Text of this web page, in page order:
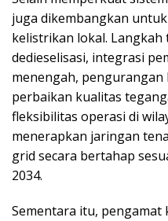
juga dikembangkan
kelistrikan lokal.
dedieselisasi, integrasi
menengah,
perbaikan kualitas
fleksibilitas operasi di
menerapkan jaringan
grid secara bertahap
2034.
Sementara itu, pengamat